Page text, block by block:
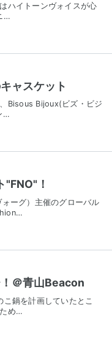
ハイトーンヴォイスが心
…
ャスケット
Bisous Bijoux(ビズ・ビジ
…
"FNO"！
ーグ）主催のグローバル
＠青山Beacon
鍋を計画していたとこ
め…